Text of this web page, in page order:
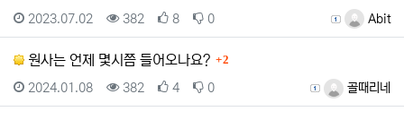
등록자 Abit
등록일
2023.07.02 조회
382 추천
8 비추천
0
원사는 언제 몇시쯤 들어오나요? 댓글
2
등록자 골때리네
등록일
2024.01.08 조회
382 추천
4 비추천
0